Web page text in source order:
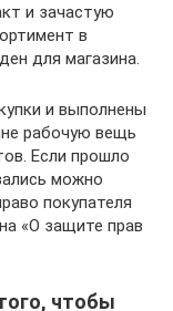
и зачастую
в
для магазина.
и выполнены
рабочую вещь
Если прошло
можно
покупателя
«О защите прав
чтобы